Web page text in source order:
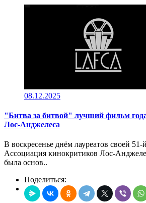
08.12.2025
"Битва за битвой" лучший фильм
Лос-Анджелеса
В воскресенье днём лауреатов своей
Ассоциация кинокритиков Лос-
была основ..
Поделиться: